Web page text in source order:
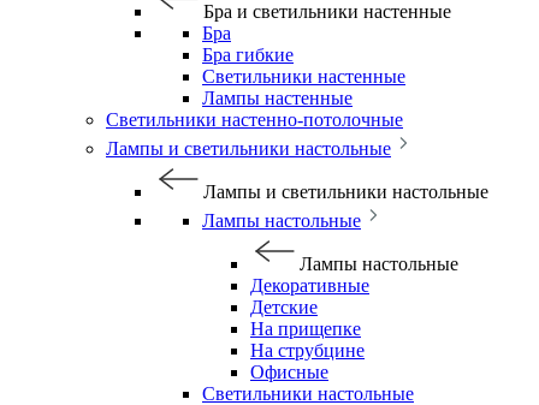
Бра и светильники настенные
Бра
Бра гибкие
Светильники настенные
Лампы настенные
Светильники настенно-потолочные
Лампы и светильники настольные
Лампы и светильники настольные
Лампы настольные
Лампы настольные
Декоративные
Детские
На прищепке
На струбцине
Офисные
Светильники настольные